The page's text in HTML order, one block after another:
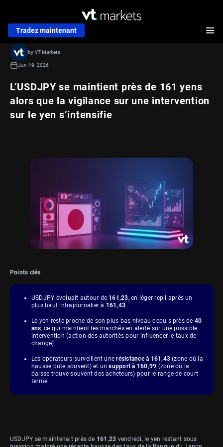
Tradez maintenant
L’USDJPY se maintient près de 161 yens
alors que la vigilance sur une intervention
sur le yen s’intensifie
by VT Markets
Jun 19, 2026
Points clés
USDJPY évoluait autour de 161,23, en léger repli après un
plus haut intrajournalier à 161,43.
Le yen reste proche de son plus bas niveau depuis près de 40
ans, ce qui maintient les marchés en alerte sur une possible
intervention (action des autorités pour influencer le taux de
change).
Les opérateurs surveillent unerésistance à 161,43 (zone où la
hausse bute souvent) et unsupport à 160,99 (zone où la
baisse trouve souvent des acheteurs) pour le range de court
terme.
USDJPY se maintenait près de 161,23 vendredi, le yen restant sous